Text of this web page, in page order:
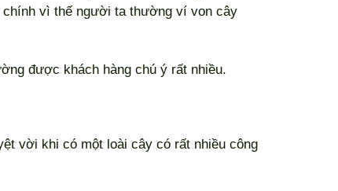
chính vì thế người ta thường ví von cây
được khách hàng chú ý rất nhiều.
vời khi có một loài cây có rất nhiều công